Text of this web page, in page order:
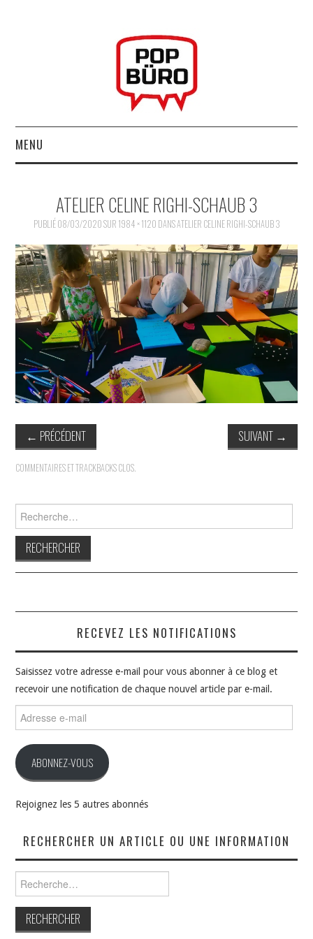
MENU
MUSIQUESACTUELLES.NET
GABBA GABBA HEY !
LES LABELS
INDÉPENDANTS
DOKO
ATELIER CELINE RIGHI-SCHAUB 3
PUBLIÉ08/03/2020SUR 1984 × 1120 DANSATELIER CELINE RIGHI-SCHAUB 3
← PRÉCÉDENT SUIVANT →
COMMENTAIRES ET TRACKBACKS CLOS.
Rechercher :
RECEVEZ LES NOTIFICATIONS
Saisissez votre adresse e-mail pour vous abonner à ce blog et
recevoir une notification de chaque nouvel article par e-mail.
Adresse
e-
ABONNEZ-VOUS
Rejoignez les 5 autres abonnés
RECHERCHER UN ARTICLE OU UNE INFORMATION
Rechercher :